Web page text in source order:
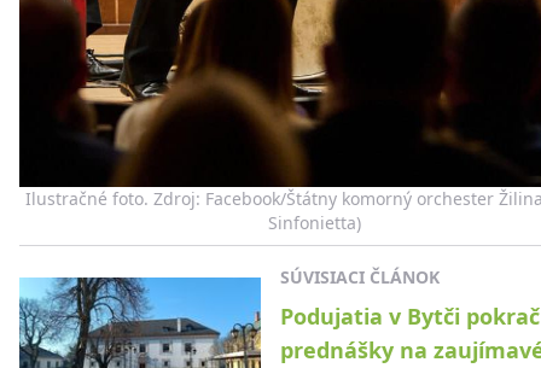
Ilustračné foto. Zdroj: Facebook/Štátny komorný orchester
Sinfonietta)
SÚVISIACI ČLÁNOK
Podujatia v Bytči
prednášky na